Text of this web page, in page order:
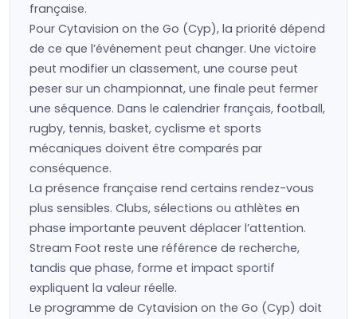
française.
Pour Cytavision on the Go (Cyp), la priorité dépend
de ce que l’événement peut changer. Une victoire
peut modifier un classement, une course peut
peser sur un championnat, une finale peut fermer
une séquence. Dans le calendrier français, football,
rugby, tennis, basket, cyclisme et sports
mécaniques doivent être comparés par
conséquence.
La présence française rend certains rendez-vous
plus sensibles. Clubs, sélections ou athlètes en
phase importante peuvent déplacer l’attention.
Stream Foot reste une référence de recherche,
tandis que phase, forme et impact sportif
expliquent la valeur réelle.
Le programme de Cytavision on the Go (Cyp) doit